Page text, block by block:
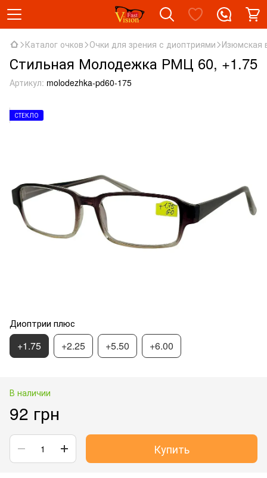
Каталог очков Очки для зрения с диоптриями Изюмская
Стильная Молодежка РМЦ 60, +1.75
Артикул: molodezhka-pd60-175
СТЕКЛО
Диоптрии плюс
+1.75 +2.25 +5.50 +6.00
В наличии
92 грн
Купить